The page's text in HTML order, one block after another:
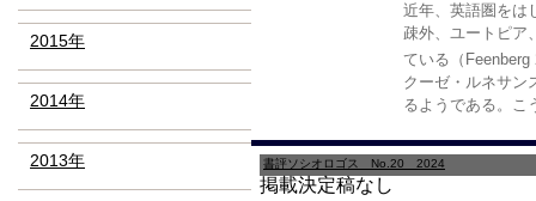
2015年
2014年
2013年
近年、英語圏をは
疎外、ユートピア
ている（
クーゼ・ルネサン
るようである。
書評ソシオロゴス No.20 2024
掲載決定稿なし